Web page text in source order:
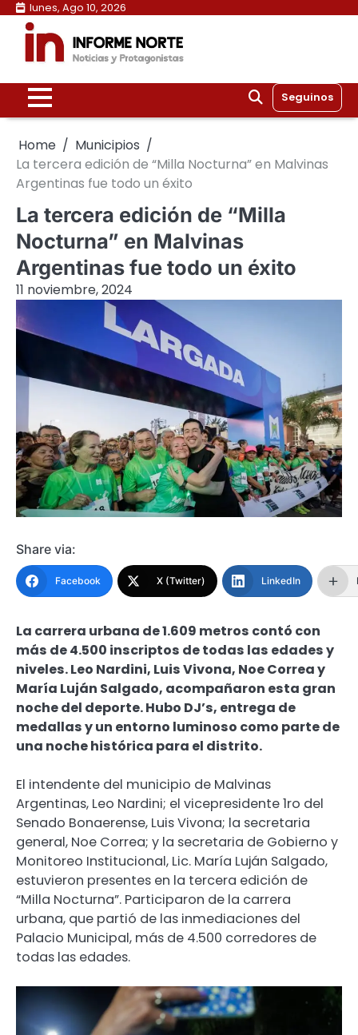
Skip
content
lunes, Ago 10, 2026
Seguinos
Home
Municipios
La tercera edición de “Milla Nocturna” en Malvinas
Argentinas fue todo un éxito
La tercera edición de “Milla
Nocturna” en Malvinas
Argentinas fue todo un éxito
11 noviembre, 2024
Share via:
Facebook X (Twitter) LinkedIn
La carrera urbana de 1.609 metros contó con
más de 4.500 inscriptos de todas las edades y
niveles. Leo Nardini, Luis Vivona, Noe Correa y
María Luján Salgado, acompañaron esta gran
noche del deporte. Hubo DJ’s, entrega de
medallas y un entorno luminoso como parte de
una noche histórica para el distrito.
El intendente del municipio de Malvinas
Argentinas, Leo Nardini; el vicepresidente 1ro del
Senado Bonaerense, Luis Vivona; la secretaria
general, Noe Correa; y la secretaria de Gobierno y
Monitoreo Institucional, Lic. María Luján Salgado,
estuvieron presentes en la tercera edición de
“Milla Nocturna”. Participaron de la carrera
urbana, que partió de las inmediaciones del
Palacio Municipal, más de 4.500 corredores de
todas las edades.